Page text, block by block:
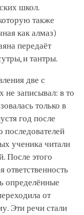
школ.
также
как алмаз)
передаёт
и тантры.
две с
не записывал: в то
только в
год после
последователей
ученика читали
После этого
ответственность
определённые
от
Эти речи стали